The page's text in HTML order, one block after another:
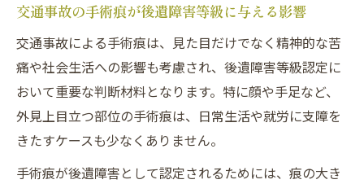
交通事故の手術痕が後遺障害等級に与える影響
交通事故による手術痕は、見た目だけでなく精神的な苦
痛や社会生活への影響も考慮され、後遺障害等級認定に
おいて重要な判断材料となります。特に顔や手足など、
外見上目立つ部位の手術痕は、日常生活や就労に支障を
きたすケースも少なくありません。
手術痕が後遺障害として認定されるためには、痕の大き